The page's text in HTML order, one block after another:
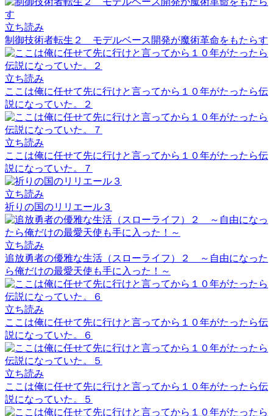
立ち読み
制御技術者転生２ モデルベース開発が魔術革命をもたらす
立ち読み
ここは俺に任せて先に行けと言ってから１０年がたったら伝
説になっていた。２
立ち読み
ここは俺に任せて先に行けと言ってから１０年がたったら伝
説になっていた。７
立ち読み
祈りの国のリリエール３
立ち読み
追放勇者の優雅な生活（スローライフ）２ ～自由になった
ら俺だけの最愛天使も手に入った！～
立ち読み
ここは俺に任せて先に行けと言ってから１０年がたったら伝
説になっていた。６
立ち読み
ここは俺に任せて先に行けと言ってから１０年がたったら伝
説になっていた。５